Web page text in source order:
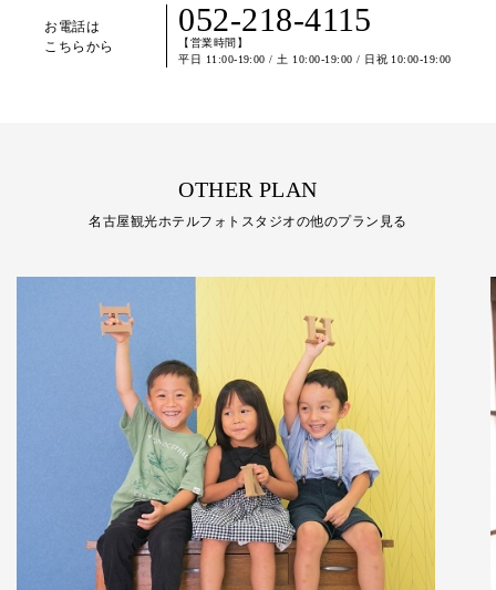
お電話は
こちらから
052-218-4115
【営業時間】
平日 11:00-19:00 / 土 10:00-19:00 / 日祝 10:00-19:00
OTHER PLAN
名古屋観光ホテルフォトスタジオの他のプラン見る